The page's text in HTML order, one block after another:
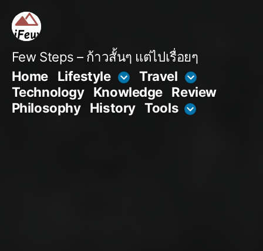
content
Few Steps – ก้าวสั้นๆ แต่ไปเรื่อยๆ
Home
Lifestyle
Travel
Technology
Knowledge Review
Philosophy
History Tools